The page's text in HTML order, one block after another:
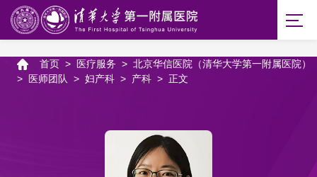
首页 > 医疗服务 > 北京华信医院（清华大学第一附属医院）
>
医师团队 > 妇产科 > 产科 > 正文